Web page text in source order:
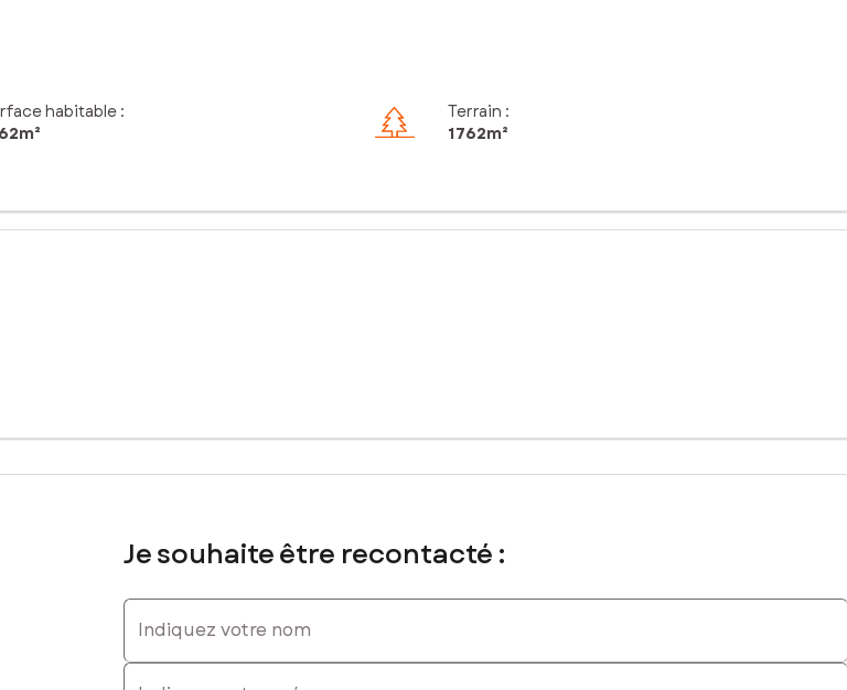
habitable :
Terrain :
1 762m²
et verdoyant pour envisager la construction de votre future résidence. Cusset séduit par son ambiance
axes routiers, facilitant ainsi les déplacements au quotidien.
réaliser un projet de construction sur-mesure dans un environnement préservé. Avec ses dimensions
le site Géorisques : www.georisques.gouv.fr
- EI - Agent commercial immatriculé au RSAC de Cusset sous le numéro 821321858
Je souhaite être recontacté :
Indiquez votre nom
Indiquez votre prénom